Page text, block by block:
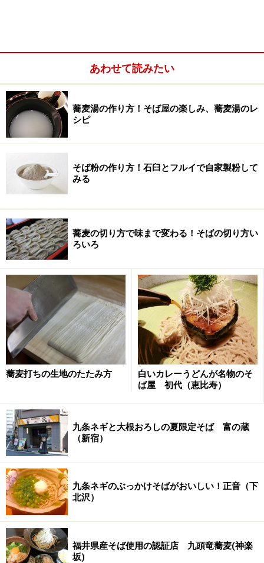
あわせて読みたい
蕎麦湯の作り方！そば屋の楽しみ、蕎麦湯のレ
シピ
そば粉の作り方！石臼とフルイで自家製粉して
みる
蕎麦の切り方で味まで変わる！そばの切り方い
ろいろ
蕎麦打ちの生地のたたみ方
白いカレーうどんが名物のそ
ば屋 初代（恵比寿）
九条ネギと大根おろしの夏限定そば 富の蔵
（新宿）
九条ネギのぶっかけそばがおいしい！正音（下
北沢）
福井県産そば使用の認証店 九頭竜蕎麦(神楽
坂)